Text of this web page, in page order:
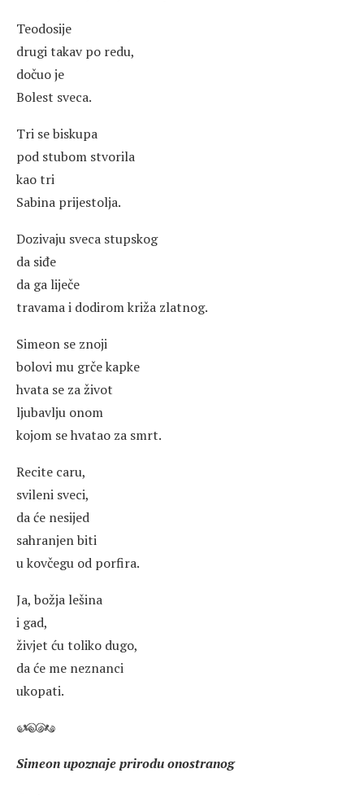
Teodosije
drugi takav po redu,
dočuo je
Bolest sveca.
Tri se biskupa
pod stubom stvorila
kao tri
Sabina prijestolja.
Dozivaju sveca stupskog
da siđe
da ga liječe
travama i dodirom križa zlatnog.
Simeon se znoji
bolovi mu grče kapke
hvata se za život
ljubavlju onom
kojom se hvatao za smrt.
Recite caru,
svileni sveci,
da će nesijed
sahranjen biti
u kovčegu od porfira.
Ja, božja lešina
i gad,
živjet ću toliko dugo,
da će me neznanci
ukopati.
Simeon upoznaje prirodu onostranog